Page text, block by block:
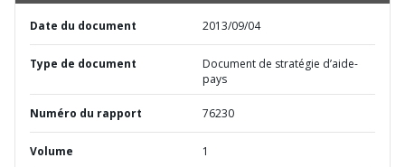
Date du document 2013/09/04
Type de document
Document de stratégie d’aide-
pays
Numéro du rapport 76230
Volume 1